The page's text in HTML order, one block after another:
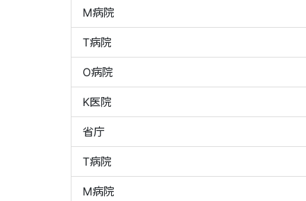
M病院
T病院
O病院
K医院
省庁
T病院
M病院